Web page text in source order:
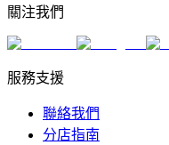
關注我們
服務支援
聯絡我們
分店指南